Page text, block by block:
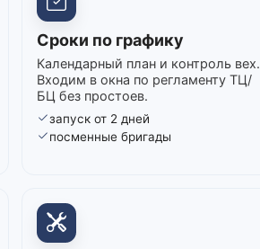
Сроки по графику
Календарный план и контроль вех.
Входим в окна по регламенту ТЦ/
БЦ без простоев.
запуск от 2 дней
посменные бригады